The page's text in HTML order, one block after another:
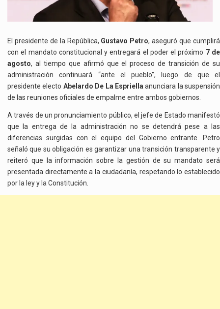
AGOSTO
Y
LA
ENTREGA
DEL
GOBIERNO
SEGUIRÁ
DE
AL
PAÍS
El presidente de la República, Gustavo Petro, aseguró que cumplirá
con el mandato constitucional y entregará el poder el próximo 7 de
agosto, al tiempo que afirmó que el proceso de transición de su
administración continuará “ante el pueblo”, luego de que el
presidente electo Abelardo De La Espriella anunciara la suspensión
de las reuniones oficiales de empalme entre ambos gobiernos.
A través de un pronunciamiento público, el jefe de Estado manifestó
que la entrega de la administración no se detendrá pese a las
diferencias surgidas con el equipo del Gobierno entrante. Petro
señaló que su obligación es garantizar una transición transparente y
reiteró que la información sobre la gestión de su mandato será
presentada directamente a la ciudadanía, respetando lo establecido
por la ley y la Constitución.